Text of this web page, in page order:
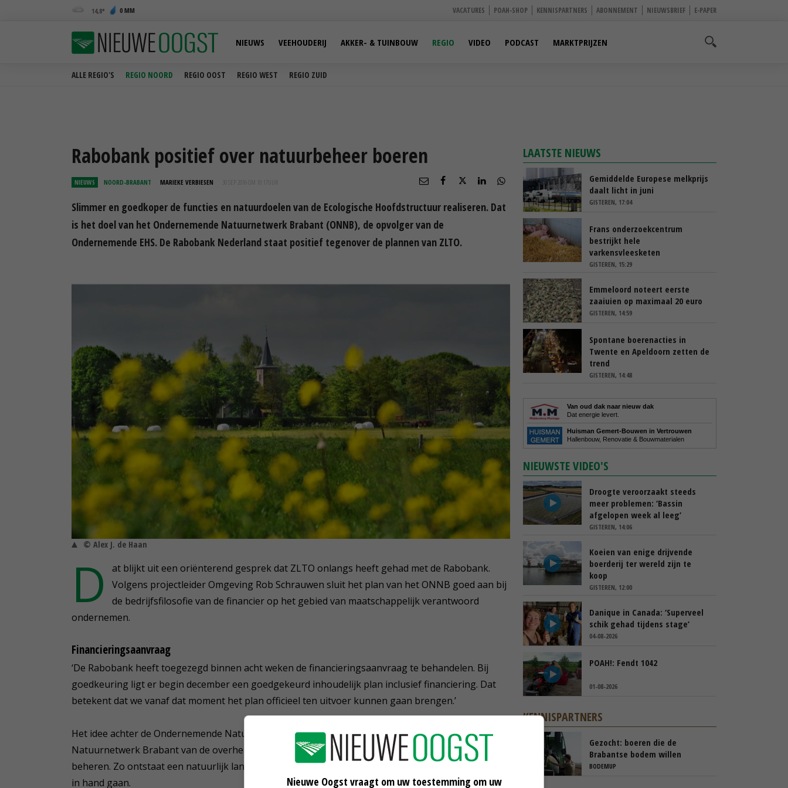
14,8 0 MM VACATURES POAH-SHOP KENNISPARTNERS ABONNEMENT NIEUWSBRIEF E-PAPER
ALLE REGIO'S REGIO NOORD REGIO OOST REGIO WEST REGIO ZUID
NIEUWS VEEHOUDERIJ AKKER- & TUINBOUW REGIO VIDEO PODCAST MARKTPRIJZEN
Rabobank positief over natuurbeheer boeren
NIEUWS NOORD-BRABANT MARIEKE VERBIESEN 30 SEP 2016 OM 10:17
Slimmer en goedkoper de functies en natuurdoelen van de Ecologische Hoofdstructuur realiseren. Dat
is het doel van het Ondernemende Natuurnetwerk Brabant (ONNB), de opvolger van de
Ondernemende EHS. De Rabobank Nederland staat positief tegenover de plannen van ZLTO.
© Alex J. de Haan
D
at blijkt uit een oriënterend gesprek dat ZLTO onlangs heeft gehad met de Rabobank.
Volgens projectleider Omgeving Rob Schrauwen sluit het plan van het ONNB goed aan bij
de bedrijfsfilosofie van de financier op het gebied van maatschappelijk verantwoord
ondernemen.
Financieringsaanvraag
‘De Rabobank heeft toegezegd binnen acht weken de financieringsaanvraag te behandelen. Bij
goedkeuring ligt er begin december een goedgekeurd inhoudelijk plan inclusief financiering. Dat
betekent dat we vanaf dat moment het plan officieel ten uitvoer kunnen gaan brengen.’
Het idee achter de Ondernemende Natuurnetwerk Brabant (ONNB) is dat agrariërs delen van het
Natuurnetwerk Brabant van de overheid kopen, aan hun landbouwgronden rijgen en gaan
beheren. Zo ontstaat een natuurlijk landschap waarin biodiversiteit en agrarisch ondernemen hand
in hand gaan.
LAATSTE NIEUWS
Gemiddelde Europese melkprijs
daalt licht in juni
GISTEREN, 17:04
Frans onderzoekcentrum
bestrijkt hele
varkensvleesketen
GISTEREN, 15:29
Emmeloord noteert eerste
zaaiuien op maximaal 20 euro
GISTEREN, 14:59
Spontane boerenacties in
Twente en Apeldoorn zetten de
trend
GISTEREN, 14:48
Van oud dak naar nieuw dak
Dat energie levert.
Huisman Gemert-Bouwen in Vertrouwen
Hallenbouw, Renovatie & Bouwmaterialen
NIEUWSTE VIDEO'S
Droogte veroorzaakt steeds
meer problemen: ‘Bassin
afgelopen week al leeg’
GISTEREN, 14:06
Koeien van enige drijvende
boerderij ter wereld zijn te
koop
GISTEREN, 12:00
Danique in Canada: ‘Superveel
schik gehad tijdens stage’
04-08-2026
POAH!: Fendt 1042
01-08-2026
KENNISPARTNERS
Gezocht: boeren die de
Brabantse bodem willen
verbeteren
BODEMUP
Nieuwe Oogst vraagt om uw toestemming om uw